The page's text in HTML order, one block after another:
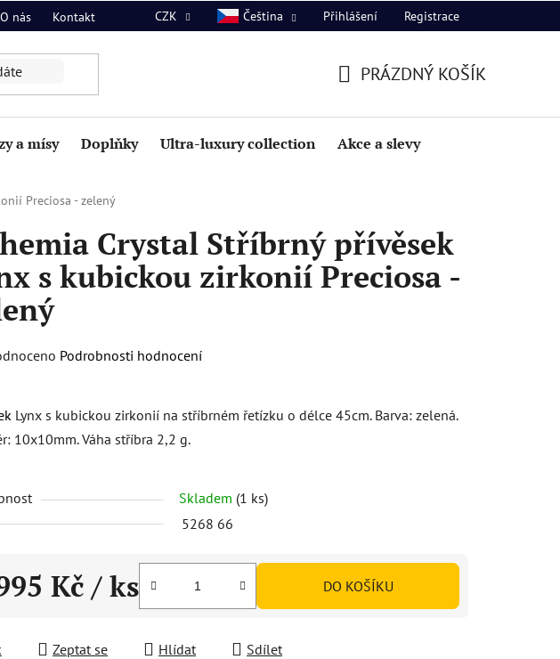
O nás Kontakt CZK Čeština Přihlášení Registrace
KOŠÍK
PRÁZDNÝ KOŠÍK
a mísy Doplňky Ultra-luxury collection Akce a slevy
Preciosa - zelený
Crystal Stříbrný přívěsek
s kubickou zirkonií Preciosa -
Podrobnosti hodnocení
Lynx s kubickou zirkonií na stříbrném řetízku o délce 45cm. Barva: zelená.
10x10mm. Váha stříbra 2,2 g.
Skladem (1 ks)
5268 66
Kč / ks DO KOŠÍKU
Zeptat se Hlídat Sdílet